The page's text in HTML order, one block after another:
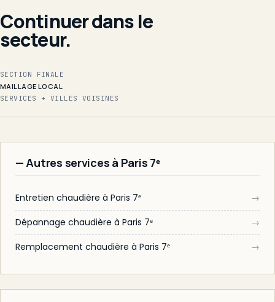
Continuer dans le
secteur.
SECTION FINALE
MAILLAGE LOCAL
SERVICES + VILLES VOISINES
— Autres services à Paris 7ᵉ
Entretien chaudière à Paris 7ᵉ
→
Dépannage chaudière à Paris 7ᵉ
→
Remplacement chaudière à Paris 7ᵉ
→